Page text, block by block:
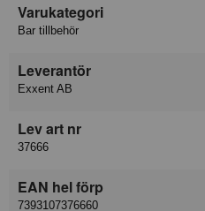
Varukategori
Bar tillbehör
Leverantör
Exxent AB
Lev art nr
37666
EAN hel förp
7393107376660